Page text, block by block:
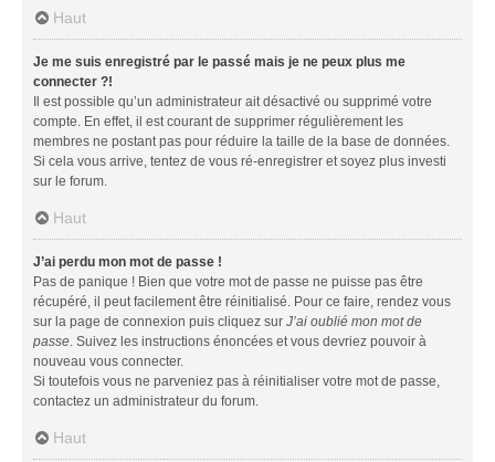
Haut
Je me suis enregistré par le passé mais je ne peux plus me
connecter ?!
Il est possible qu’un administrateur ait désactivé ou supprimé votre
compte. En effet, il est courant de supprimer régulièrement les
membres ne postant pas pour réduire la taille de la base de données.
Si cela vous arrive, tentez de vous ré-enregistrer et soyez plus investi
sur le forum.
Haut
J’ai perdu mon mot de passe !
Pas de panique ! Bien que votre mot de passe ne puisse pas être
récupéré, il peut facilement être réinitialisé. Pour ce faire, rendez vous
sur la page de connexion puis cliquez sur J’ai oublié mon mot de
passe. Suivez les instructions énoncées et vous devriez pouvoir à
nouveau vous connecter.
Si toutefois vous ne parveniez pas à réinitialiser votre mot de passe,
contactez un administrateur du forum.
Haut